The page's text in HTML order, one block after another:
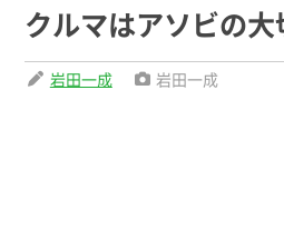
クルマはアソビの大
岩田一成 岩田一成